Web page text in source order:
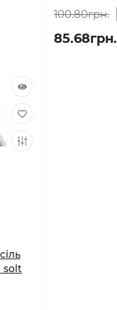
100.80грн.
85.68грн.
solt